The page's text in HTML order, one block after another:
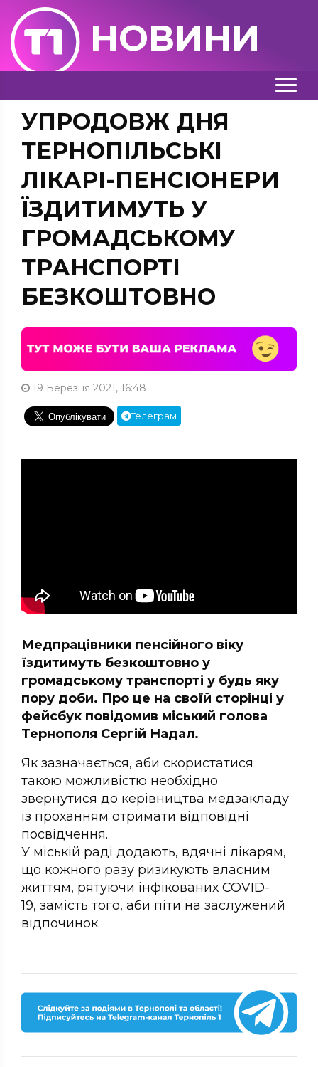
НОВИНИ
УПРОДОВЖ ДНЯ
ТЕРНОПІЛЬСЬКІ
ЛІКАРІ-ПЕНСІОНЕРИ
ЇЗДИТИМУТЬ У
ГРОМАДСЬКОМУ
ТРАНСПОРТІ
БЕЗКОШТОВНО
19 Березня 2021, 16:48
Телеграм
Медпрацівники пенсійного віку
їздитимуть безкоштовно у
громадському транспорті у будь яку
пору доби. Про це на своїй сторінці у
фейсбук повідомив міський голова
Тернополя Сергій Надал.
Як зазначається, аби скористатися
такою можливістю необхідно
звернутися до керівництва медзакладу
із проханням отримати відповідні
посвідчення.
У міській раді додають, вдячні лікарям,
що кожного разу ризикують власним
життям, рятуючи інфікованих COVID-
19, замість того, аби піти на заслужений
відпочинок.